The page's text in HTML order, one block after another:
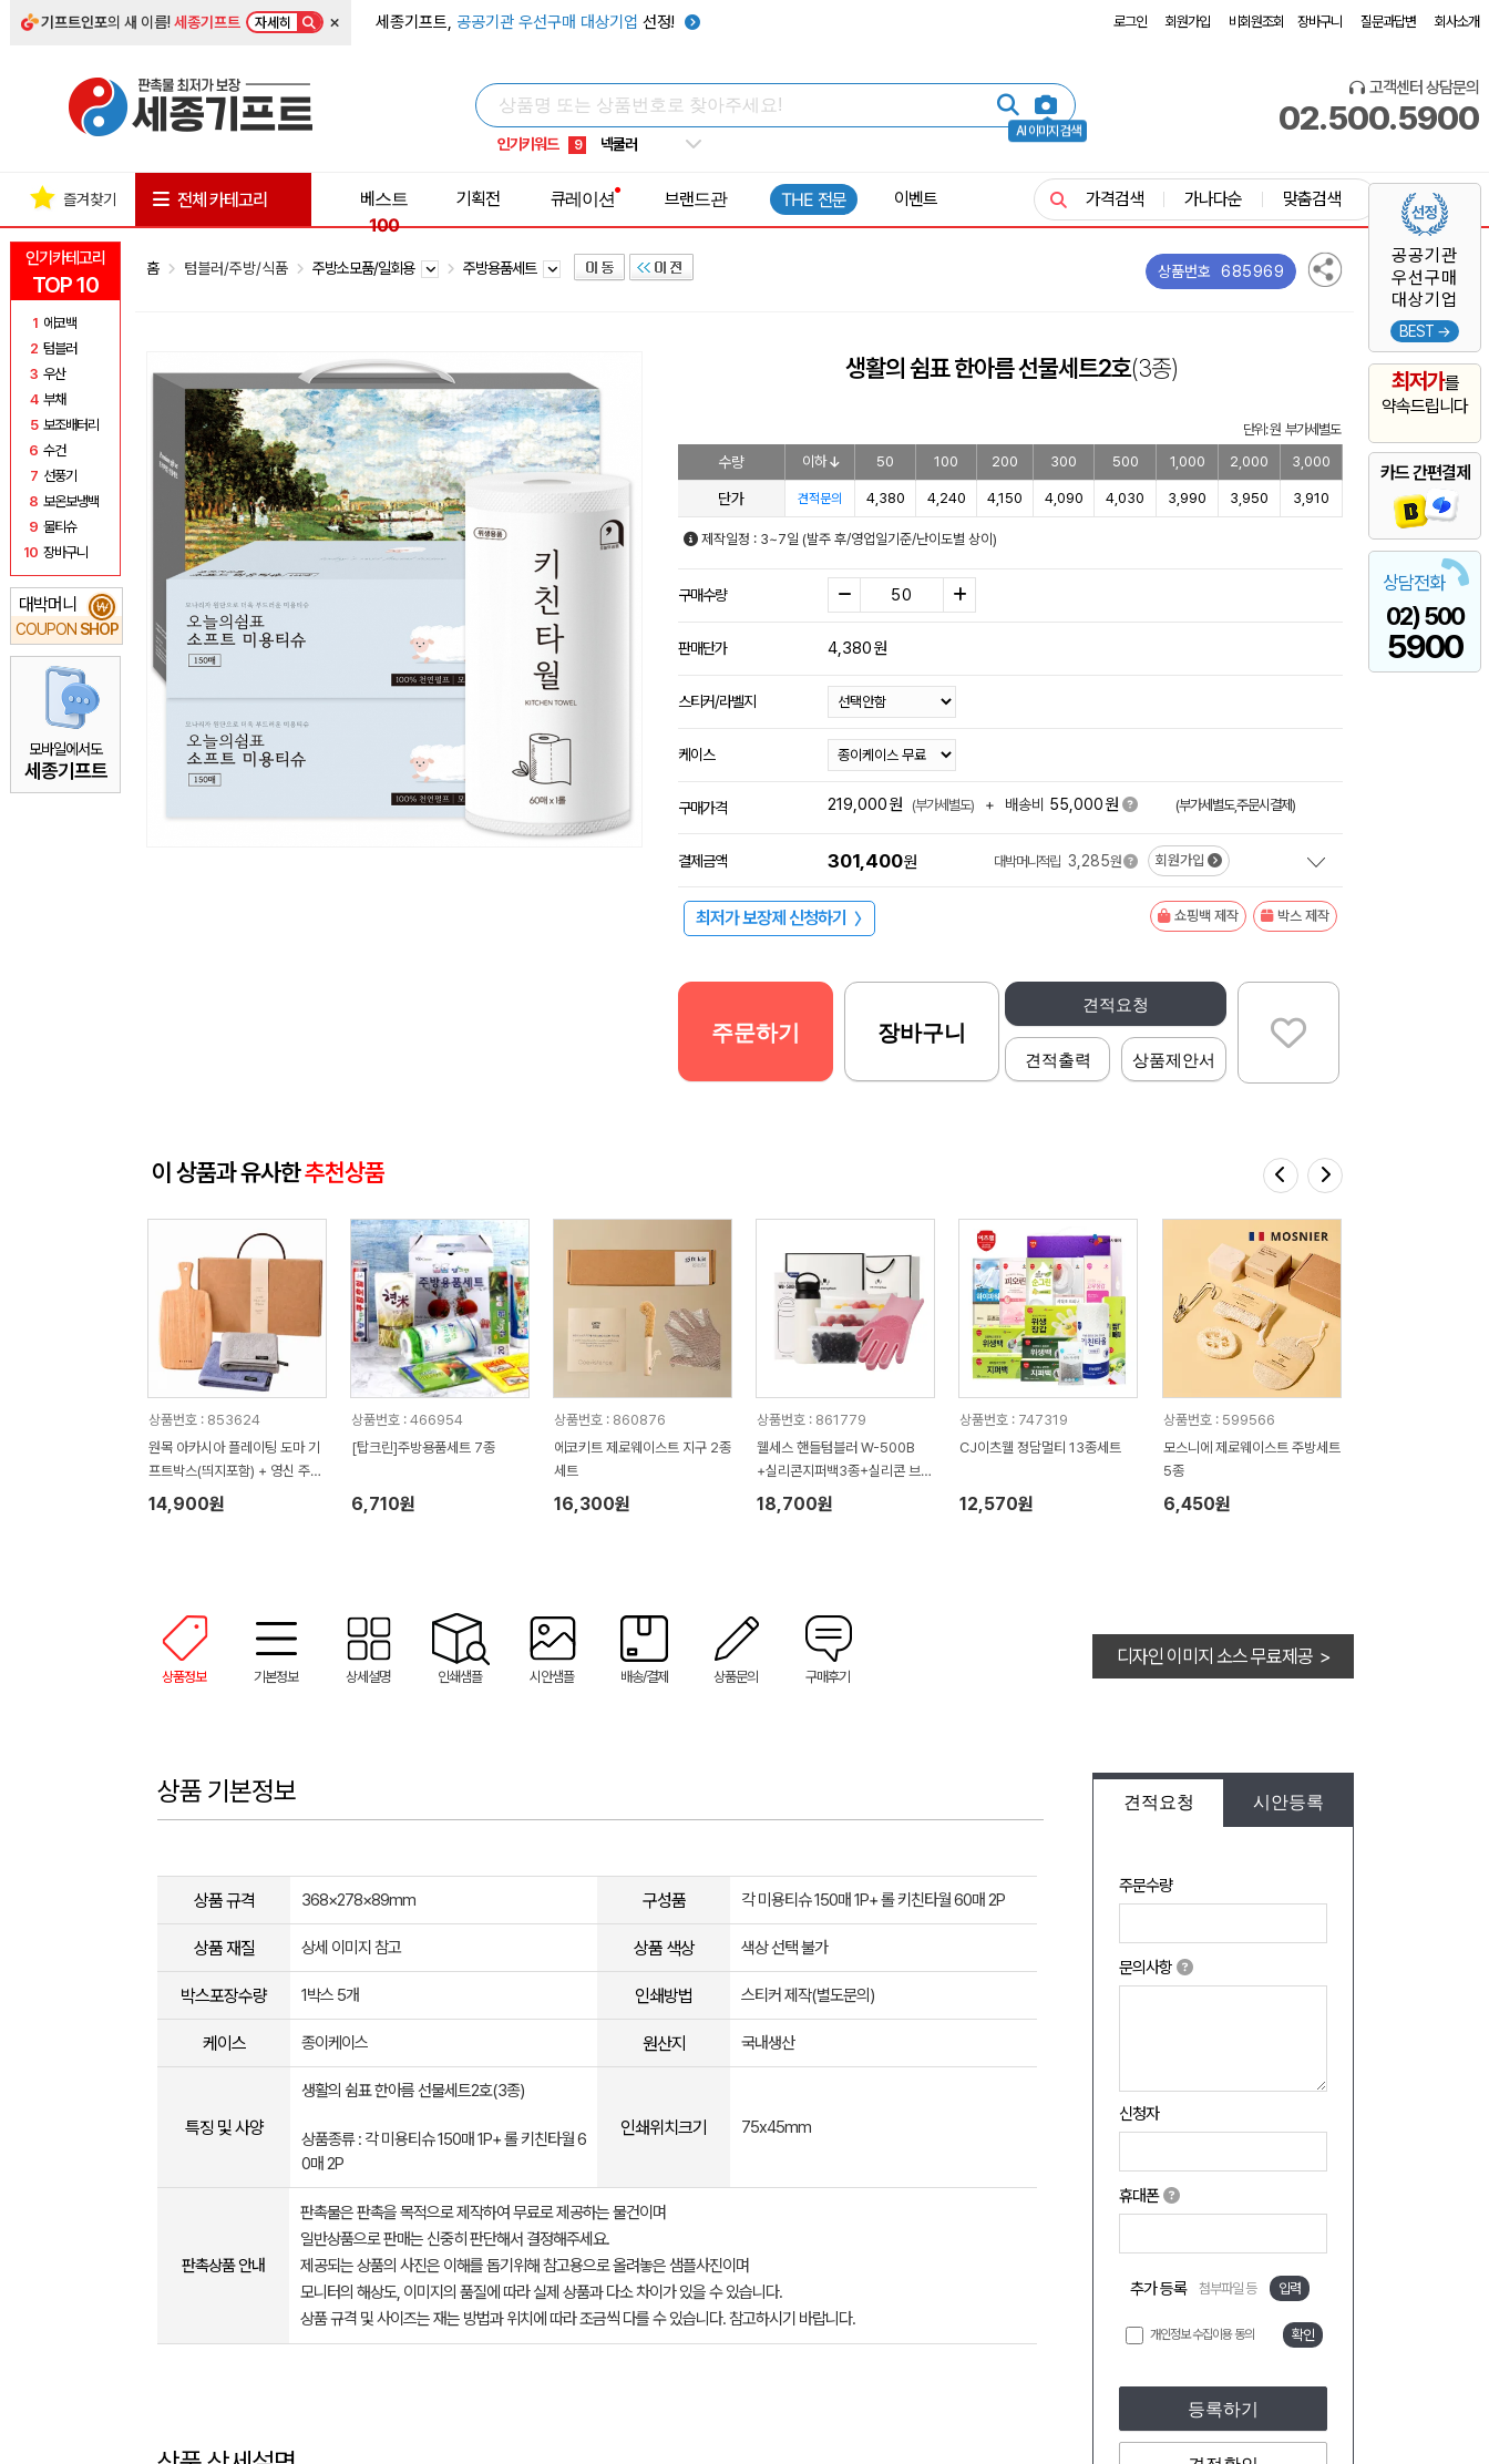
기프트인포의 새 이름!세종기프트 자세히 × 세종기프트, 공공기관 우선구매 대상기업 선정! 로그인 회원가입 비회원조회 장바구니 질문과답변 회사소개
AI 이미지 검색
인기키워드
6 우산
9 넥쿨러
10 타포린가방
고객센터 상담문의
02.500.5900
인기카테고리
TOP 10
1 에코백
2 텀블러
3 우산
4 부채
5 보조배터리
6 수건
7 선풍기
8 보온보냉백
9 물티슈
10 장바구니
대박머니
COUPON SHOP
₩
모바일에서도
세종기프트
공공기관
우선구매
대상기업
BEST →
최저가를
약속드립니다
카드 간편결제
상담전화
02) 500
5900
즐겨찾기 전체 카테고리
베스트
100
기획전 큐레이션 브랜드관 THE 전문 이벤트 가격검색 가나다순 맞춤검색
홈 텀블러/주방/식품 주방소모품/일회용 주방용품세트 상품번호 685969
생활의 쉼표 한아름 선물세트2호(3종)
단위: 원 부가세별도
수량 이하 50 100 200 300 500 1,000 2,000 3,000
단가 견적문의 4,380 4,240 4,150 4,090 4,030 3,990 3,950 3,910
제작일정 : 3~7일 (발주 후/영업일기준/난이도별 상이)
구매수량
판매단가 4,380원
스티커/라벨지
케이스
구매가격 219,000원 (부가세별도) + 배송비 55,000원 (부가세별도,주문시결제)
결제금액 301,400원 대박머니적립 3,285원 회원가입
최저가 보장제 신청하기 〉 쇼핑백 제작 박스 제작
견적요청
견적출력 상품제안서
주문하기 장바구니
이 상품과 유사한추천상품
상품번호 : 853624
원목 아카시아 플레이팅 도마 기
프트박스(띄지포함) + 영신 주방
핸드타올 + 기프트박스
14,900원
상품번호 : 466954
[탑크린]주방용품세트 7종
6,710원
상품번호 : 860876
에코키트 제로웨이스트 지구 2종
세트
16,300원
상품번호 : 861779
웰세스 핸들텀블러 W-500B
+실리콘지퍼백3종+실리콘 브러
시 설거지 수세미 일체형 고무장
갑 1P 세트
18,700원
상품번호 : 747319
CJ이츠웰 정담멀티 13종세트
12,570원
상품번호 : 599566
모스니에 제로웨이스트 주방세트
5종
6,450원
상품정보 기본정보 상세설명 인쇄샘플 시안샘플 배송/결제 상품문의 구매후기
디자인 이미지 소스 무료제공 >
견적요청 시안등록
주문수량
문의사항
신청자
휴대폰
추가 등록 첨부파일 등 입력
개인정보 수집이용 동의 확인
등록하기
상품 기본정보
상품 규격 368×278×89mm 구성품 각 미용티슈 150매 1P+ 롤 키친타월 60매 2P
상품 재질 상세 이미지 참고 상품 색상 색상 선택 불가
박스포장수량 1박스 5개 인쇄방법 스티커 제작(별도문의)
케이스 종이케이스 원산지 국내생산
특징 및 사양
생활의 쉼표 한아름 선물세트2호(3종)
상품종류 : 각 미용티슈 150매 1P+ 롤 키친타월 6
0매 2P
인쇄위치크기 75x45mm
판촉상품 안내
판촉물은 판촉을 목적으로 제작하여 무료로 제공하는 물건이며
일반상품으로 판매는 신중히 판단해서 결정해주세요.
제공되는 상품의 사진은 이해를 돕기위해 참고용으로 올려놓은 샘플사진이며
모니터의 해상도, 이미지의 품질에 따라 실제 상품과 다소 차이가 있을 수 있습니다.
상품 규격 및 사이즈는 재는 방법과 위치에 따라 조금씩 다를 수 있습니다. 참고하시기 바랍니다.